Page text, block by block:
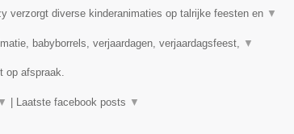
verzorgt diverse kinderanimaties op talrijke feesten en ▼
babyborrels, verjaardagen, verjaardagsfeest, ▼
op afspraak.
▼ Laatste facebook posts ▼